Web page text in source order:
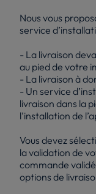
Nous vous
service
- La livraison
au pied de votre
- La livraison à
- Un service
livraison dans la
l’installation de
Vous devez
la validation de
commande
options de